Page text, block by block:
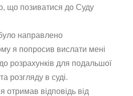
що позиватися до Суду
направлено
я попросив вислати мені
розрахунків для подальшої
розгляду в суді.
отримав відповідь від